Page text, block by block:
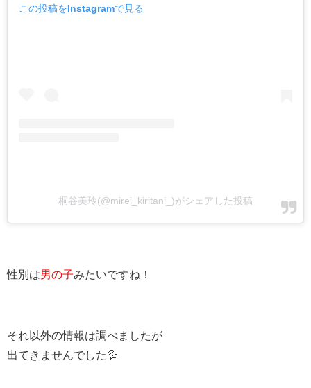
この投稿をInstagramで見る
桐谷美玲(@mirei_kiritani_)がシェアした投稿
性別は男の子みたいですね！
それ以外の情報は調べましたが
出てきませんでした💦